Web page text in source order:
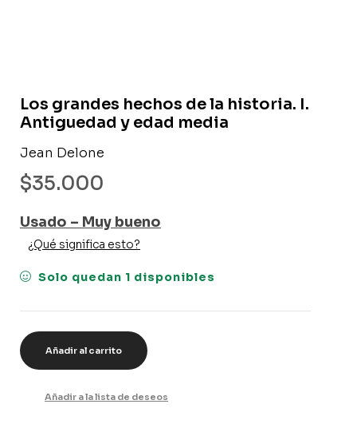
Los grandes hechos de la historia. I.
Antiguedad y edad media
Jean Delone
$35.000
Usado – Muy bueno
¿Qué significa esto?
Solo quedan 1 disponibles
Añadir al carrito
Añadir a la lista de deseos